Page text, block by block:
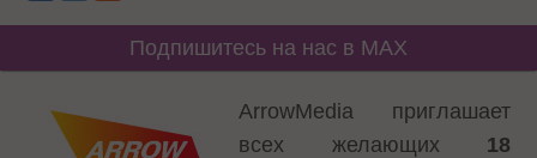
Подпишитесь на нас в MAX
ArrowMedia приглашает
всех желающих 18